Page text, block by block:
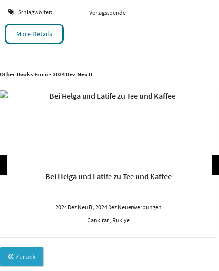
Schlagwörter: Verlagsspende
More Details
Other Books From - 2024 Dez Neu B
Bei Helga und Latife zu Tee und Kaffee
2024 Dez Neu B, 2024 Dez Neuerwerbungen
Cankiran, Rukiye
Zurück